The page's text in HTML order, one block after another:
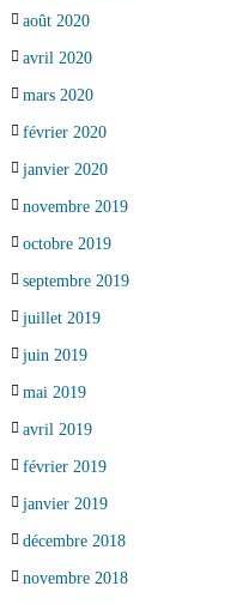
août 2020
avril 2020
mars 2020
février 2020
janvier 2020
novembre 2019
octobre 2019
septembre 2019
juillet 2019
juin 2019
mai 2019
avril 2019
février 2019
janvier 2019
décembre 2018
novembre 2018